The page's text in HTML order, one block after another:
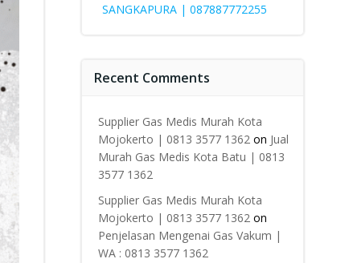
SANGKAPURA | 087887772255
Recent Comments
Supplier Gas Medis Murah Kota
Mojokerto | 0813 3577 1362on Jual
Murah Gas Medis Kota Batu | 0813
3577 1362
Supplier Gas Medis Murah Kota
Mojokerto | 0813 3577 1362on
Penjelasan Mengenai Gas Vakum |
WA : 0813 3577 1362